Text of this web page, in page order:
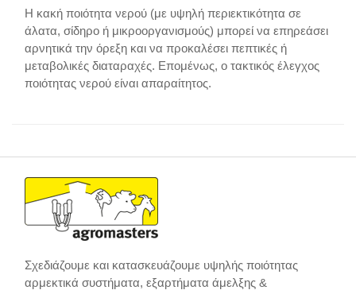
Η κακή ποιότητα νερού (με υψηλή περιεκτικότητα σε
άλατα, σίδηρο ή μικροοργανισμούς) μπορεί να επηρεάσει
αρνητικά την όρεξη και να προκαλέσει πεπτικές ή
μεταβολικές διαταραχές. Επομένως, ο τακτικός έλεγχος
ποιότητας νερού είναι απαραίτητος.
Σχεδιάζουμε και κατασκευάζουμε υψηλής ποιότητας
αρμεκτικά συστήματα, εξαρτήματα άμελξης &